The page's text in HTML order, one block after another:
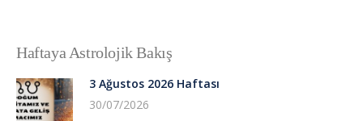
Haftaya Astrolojik Bakış
3 Ağustos 2026 Haftası
30/07/2026